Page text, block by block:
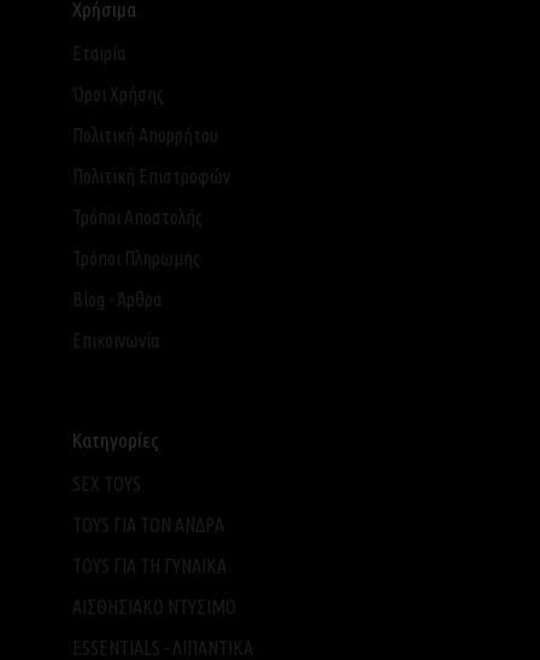
Χρήσιμα
Εταιρία
Όροι Χρήσης
Πολιτική Απορρήτου
Πολιτική Επιστροφών
Τρόποι Αποστολής
Τρόποι Πληρωμής
Blog - Άρθρα
Επικοινωνία
Κατηγορίες
SEX TOYS
TOYS ΓΙΑ ΤΟΝ ΑΝΔΡΑ
TOYS ΓΙΑ ΤH ΓΥΝΑΙΚΑ
ΑΙΣΘΗΣΙΑΚΟ ΝΤΥΣΙΜΟ
ESSENTIALS - ΛΙΠΑΝΤΙΚΑ